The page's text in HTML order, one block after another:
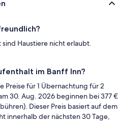
Haustiere nicht erlaubt.
im Banff Inn?
Preise für 1 Übernachtung für 2
30. Aug. 2026 beginnen bei 377 €
Dieser Preis basiert auf dem
innerhalb der nächsten 30 Tage,